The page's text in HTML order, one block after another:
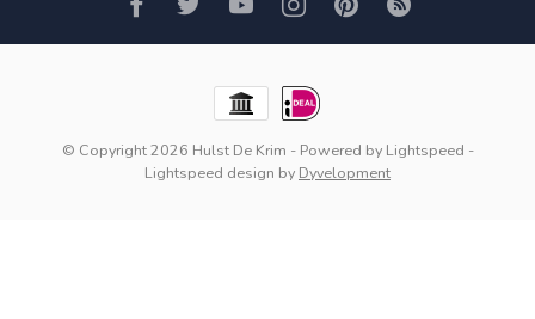
© Copyright 2026 Hulst De Krim - Powered by Lightspeed -
Lightspeed design by Dyvelopment